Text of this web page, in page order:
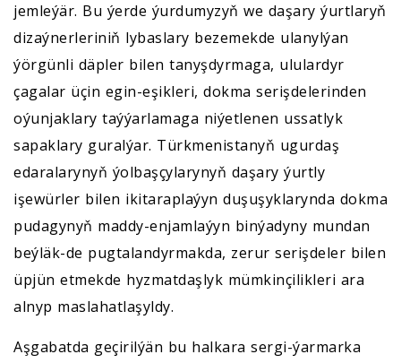
jemleýär. Bu ýerde ýurdumyzyň we daşary ýurtlaryň
dizaýnerleriniň lybaslary bezemekde ulanylýan
ýörgünli däpler bilen tanyşdyrmaga, ululardyr
çagalar üçin egin-eşikleri, dokma serişdelerinden
oýunjaklary taýýarlamaga niýetlenen ussatlyk
sapaklary guralýar. Türkmenistanyň ugurdaş
edaralarynyň ýolbaşçylarynyň daşary ýurtly
işewürler bilen ikitaraplaýyn duşuşyklarynda dokma
pudagynyň maddy-enjamlaýyn binýadyny mundan
beýläk-de pugtalandyrmakda, zerur serişdeler bilen
üpjün etmekde hyzmatdaşlyk mümkinçilikleri ara
alnyp maslahatlaşyldy.
Aşgabatda geçirilýän bu halkara sergi-ýarmarka